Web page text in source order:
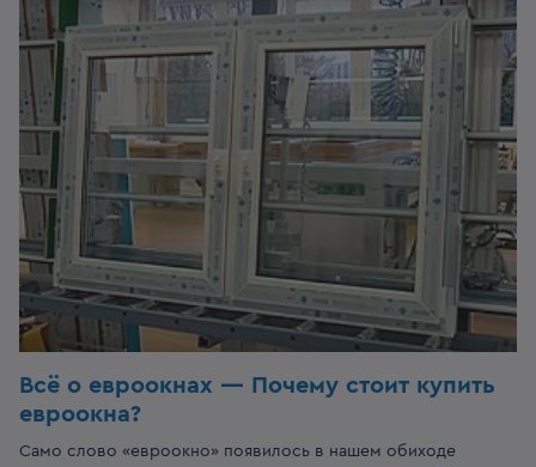
Всё о евроокнах — Почему стоит купить
евроокна?
Само слово «евроокно» появилось в нашем обиходе